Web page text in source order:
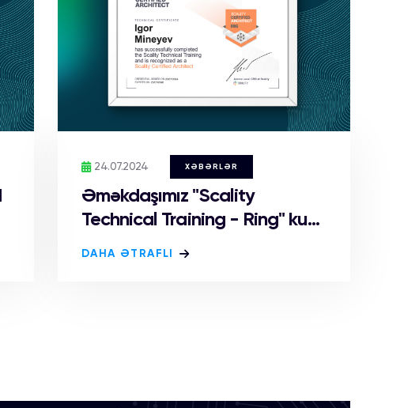
24.07.2024 XƏBƏRLƏR
Əməkdaşımız "Scality
Technical Training - Ring" ku...
DAHA ƏTRAFLI